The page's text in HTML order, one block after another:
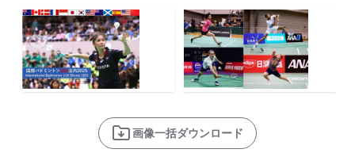
画像一括ダウンロード